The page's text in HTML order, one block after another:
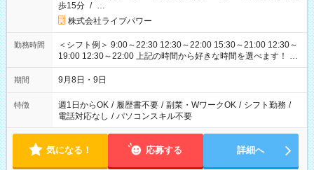
歩15分 / …
株式会社ライブパワー
勤務時間
＜シフト例＞ 9:00～22:30 12:30～22:00 15:30～21:00 12:30～
19:00 12:30～22:00 上記の時間から好きな時間を選べます！ ※
時間は変更となる可能性があります
期間 9月8日・9日
特徴 週1日からOK / 履歴書不要 / 副業・WワークOK / シフト勤務 /
電話対応なし / パソコンスキル不要
気になる！ 応募する 詳細へ